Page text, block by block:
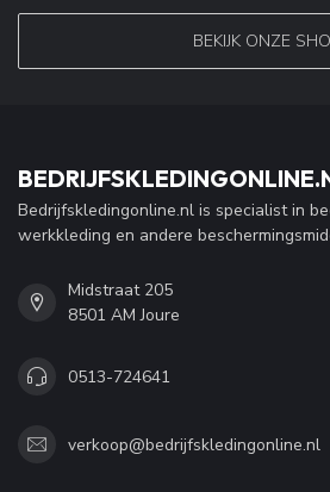
BEKIJK ONZE
Bedrijfskledingonline.nl is specialist in
werkkleding en andere
Midstraat 205
8501 AM Joure
0513-724641
verkoop@bedrijfskledingonline.nl